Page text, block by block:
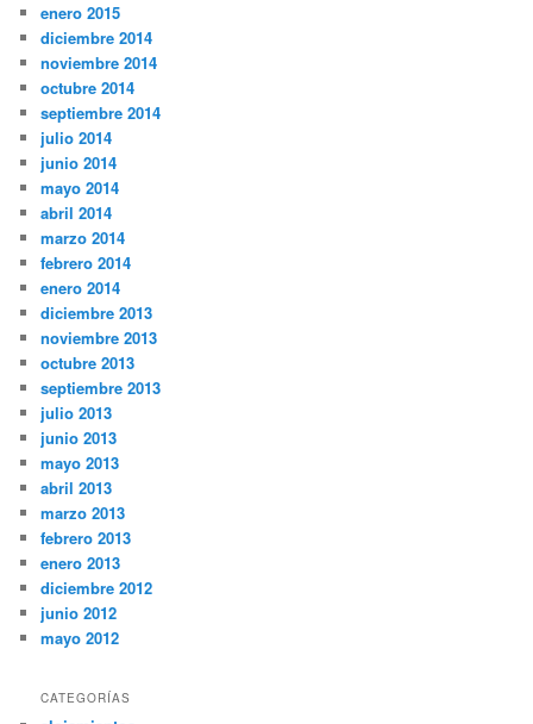
enero 2015
diciembre 2014
noviembre 2014
octubre 2014
septiembre 2014
julio 2014
junio 2014
mayo 2014
abril 2014
marzo 2014
febrero 2014
enero 2014
diciembre 2013
noviembre 2013
octubre 2013
septiembre 2013
julio 2013
junio 2013
mayo 2013
abril 2013
marzo 2013
febrero 2013
enero 2013
diciembre 2012
junio 2012
mayo 2012
CATEGORÍAS